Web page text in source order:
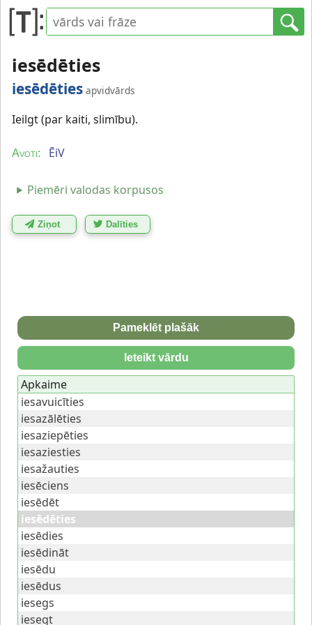
iesēdēties
iesēdēties apvidvārds
Ieilgt (par kaiti, slimību).
Avoti: ĒiV
Piemēri valodas korpusos
Ziņot Dalīties
Pameklēt plašāk
Ieteikt vārdu
Apkaime
iesavuicīties
iesazālēties
iesaziepēties
iesaziesties
iesažauties
iesēciens
iesēdēt
iesēdēties
iesēdies
iesēdināt
iesēdu
iesēdus
iesegs
iesegt